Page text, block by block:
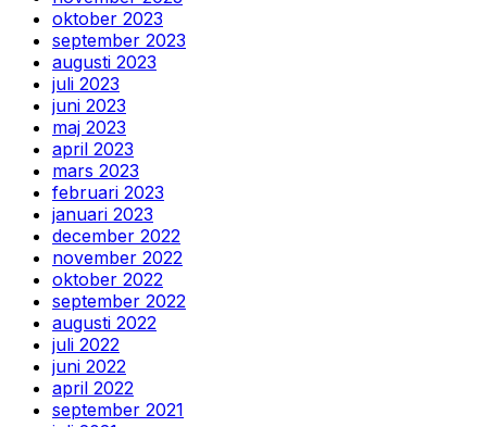
oktober 2023
september 2023
augusti 2023
juli 2023
juni 2023
maj 2023
april 2023
mars 2023
februari 2023
januari 2023
december 2022
november 2022
oktober 2022
september 2022
augusti 2022
juli 2022
juni 2022
april 2022
september 2021